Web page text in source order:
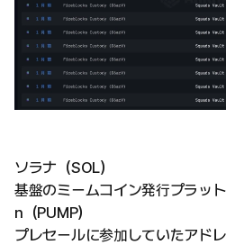
ソラナ（SOL）
基盤のミームコイン発行プラッ
n（PUMP）
プレセールに参加していたアド